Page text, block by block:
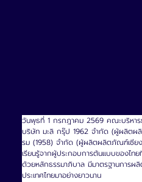
วันพุธที่ 1 กรกฎาคม 2569 คณะบริหา
บริษัท มะลิ กรุ๊ป 1962 จำกัด (ผู้ผลิตผ
รม (1958) จำกัด (ผู้ผลิตผลิตภัณฑ์เซียง
เรียนรู้จากผู้ประกอบการต้นแบบของไทย
ด้วยหลักธรรมาภิบาล มีมาตรฐานการผลิ
ประเทศไทยมาอย่างยาวนาน